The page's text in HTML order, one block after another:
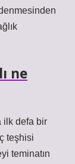
ne
ilk defa bir
teşhisi
teminatın